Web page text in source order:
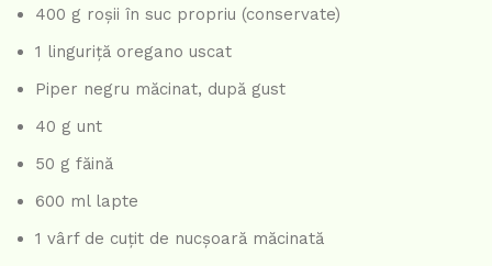
400 g roșii în suc propriu (conservate)
1 linguriță oregano uscat
Piper negru măcinat, după gust
40 g unt
50 g făină
600 ml lapte
1 vârf de cuțit de nucșoară măcinată